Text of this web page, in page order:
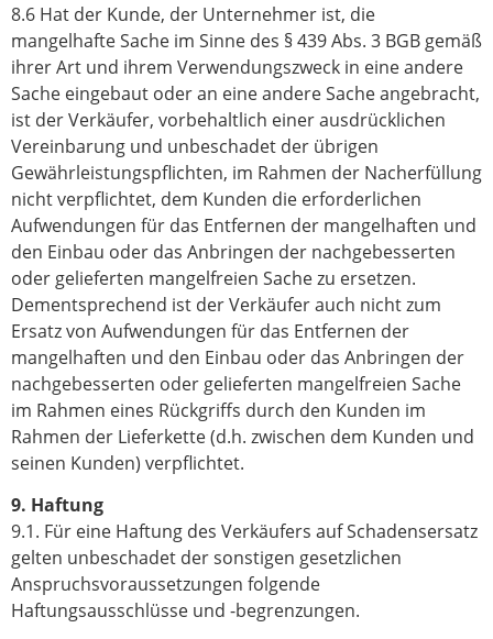
8.6 Hat der Kunde, der Unternehmer ist, die
mangelhafte Sache im Sinne des § 439 Abs. 3 BGB gemäß
ihrer Art und ihrem Verwendungszweck in eine andere
Sache eingebaut oder an eine andere Sache angebracht,
ist der Verkäufer, vorbehaltlich einer ausdrücklichen
Vereinbarung und unbeschadet der übrigen
Gewährleistungspflichten, im Rahmen der Nacherfüllung
nicht verpflichtet, dem Kunden die erforderlichen
Aufwendungen für das Entfernen der mangelhaften und
den Einbau oder das Anbringen der nachgebesserten
oder gelieferten mangelfreien Sache zu ersetzen.
Dementsprechend ist der Verkäufer auch nicht zum
Ersatz von Aufwendungen für das Entfernen der
mangelhaften und den Einbau oder das Anbringen der
nachgebesserten oder gelieferten mangelfreien Sache
im Rahmen eines Rückgriffs durch den Kunden im
Rahmen der Lieferkette (d.h. zwischen dem Kunden und
seinen Kunden) verpflichtet.
9. Haftung
9.1. Für eine Haftung des Verkäufers auf Schadensersatz
gelten unbeschadet der sonstigen gesetzlichen
Anspruchsvoraussetzungen folgende
Haftungsausschlüsse und -begrenzungen.